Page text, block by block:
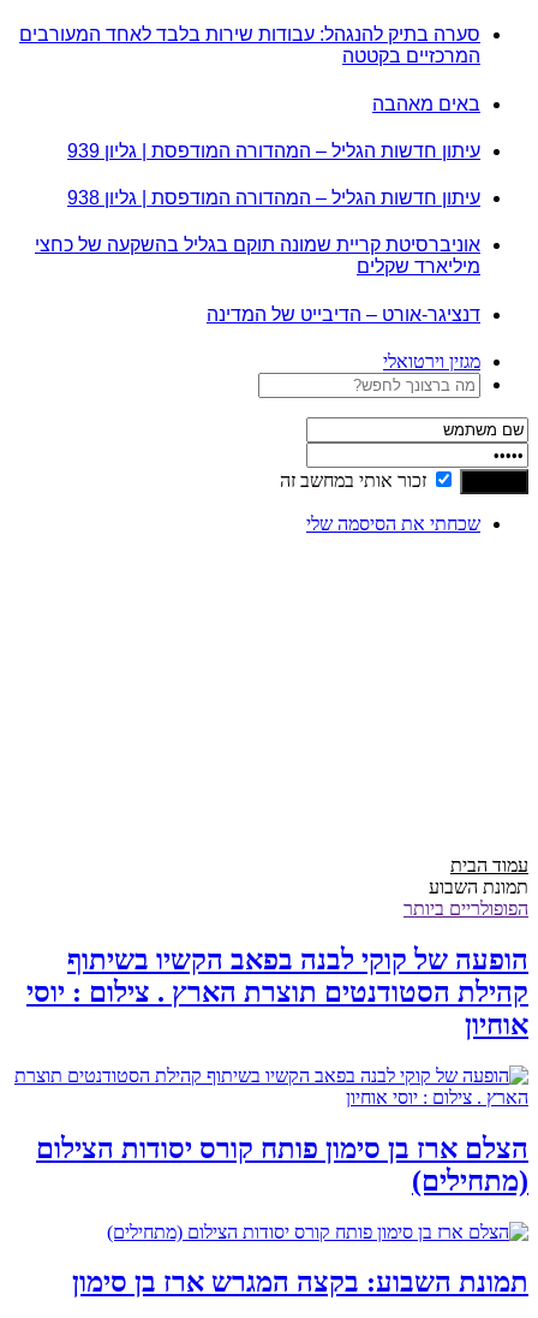
סערה בתיק להנגהל: עבודות שירות בלבד לאחד המעורבים
המרכזיים בקטטה
באים מאהבה
עיתון חדשות הגליל – המהדורה המודפסת | גליון 939
עיתון חדשות הגליל – המהדורה המודפסת | גליון 938
אוניברסיטת קריית שמונה תוקם בגליל בהשקעה של כחצי
מיליארד שקלים
דנציגר-אורט – הדיבייט של המדינה
מגזין וירטואלי
זכור אותי במחשב זה
שכחתי את הסיסמה שלי
עמוד הבית
תמונת השבוע
הפופולריים ביותר
הופעה של קוקי לבנה בפאב הקשיו בשיתוף
קהילת הסטודנטים תוצרת הארץ . צילום : יוסי
אוחיון
הצלם ארז בן סימון פותח קורס יסודות הצילום
(מתחילים)
תמונת השבוע: בקצה המגרש ארז בן סימון